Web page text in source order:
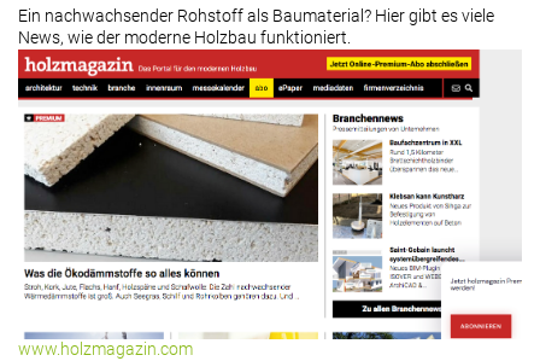
Ein nachwachsender Rohstoff als Baumaterial? Hier gibt es viele
News, wie der moderne Holzbau funktioniert.
www.holzmagazin.com